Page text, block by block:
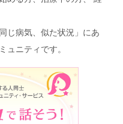
じ病気、似た状況」にあ
ュニティです。